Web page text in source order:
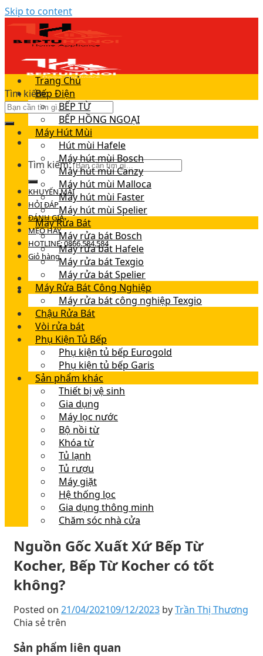
Skip to content
Tìm kiếm:
Tìm kiếm:
KHUYẾN MÃI
HỎI ĐÁP
ĐÁNH GIÁ
MẸO HAY
HOTLINE: 0866.584.584
Giỏ hàng
Trang Chủ
Bếp Điện
BẾP TỪ
BẾP HỒNG NGOẠI
Máy Hút Mùi
Hút mùi Hafele
Máy hút mùi Bosch
Máy hút mùi Canzy
Máy hút mùi Malloca
Máy hút mùi Faster
Máy hút mùi Spelier
Máy Rửa Bát
Máy rửa bát Bosch
Máy rửa bát Hafele
Máy rửa bát Texgio
Máy rửa bát Spelier
Máy Rửa Bát Công Nghiệp
Máy rửa bát công nghiệp Texgio
Chậu Rửa Bát
Vòi rửa bát
Phụ Kiện Tủ Bếp
Phụ kiện tủ bếp Eurogold
Phụ kiện tủ bếp Garis
Sản phẩm khác
Thiết bị vệ sinh
Gia dụng
Máy lọc nước
Bộ nồi từ
Khóa từ
Tủ lạnh
Tủ rượu
Máy giặt
Hệ thống lọc
Gia dụng thông minh
Chăm sóc nhà cửa
Nguồn Gốc Xuất Xứ Bếp Từ
Kocher, Bếp Từ Kocher có tốt
không?
Posted on 21/04/202109/12/2023 byTrần Thị Thương
Chia sẻ trên
Sản phẩm liên quan